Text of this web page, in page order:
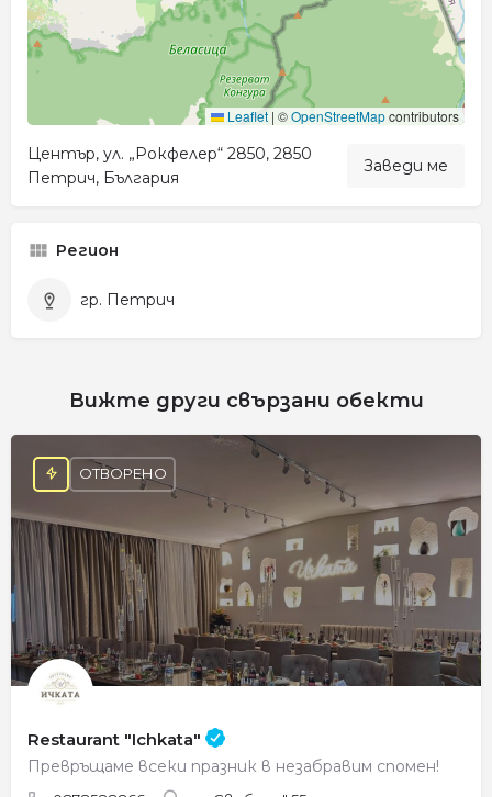
Leaflet | ©OpenStreetMapcontributors
Център, ул. „Рокфелер“ 2850, 2850
Петрич, България
Заведи ме
Регион
гр. Петрич
Вижте други свързани обекти
Restaurant "Ichkata"
Превръщаме всеки празник в незабравим спомен!
ОТВОРЕНО